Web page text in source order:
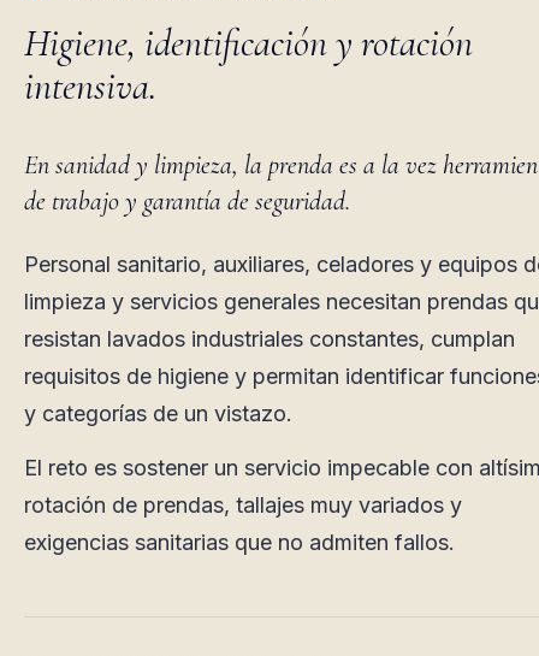
Higiene, identificación y rotación
intensiva.
En sanidad y limpieza, la prenda es a la vez
de trabajo y garantía de seguridad.
Personal sanitario, auxiliares, celadores y equipos
limpieza y servicios generales necesitan prendas
resistan lavados industriales constantes, cumplan
requisitos de higiene y permitan identificar
y categorías de un vistazo.
El reto es sostener un servicio impecable con
rotación de prendas, tallajes muy variados y
exigencias sanitarias que no admiten fallos.